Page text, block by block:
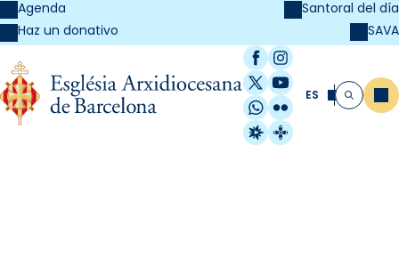
Agenda
Haz un donativo
Santoral del día
SAVA
Facebook
Instagram
X / Twitter
YouTube
WhatsApp
Flickr
Radio Estel
Catalunya
ES Buscar